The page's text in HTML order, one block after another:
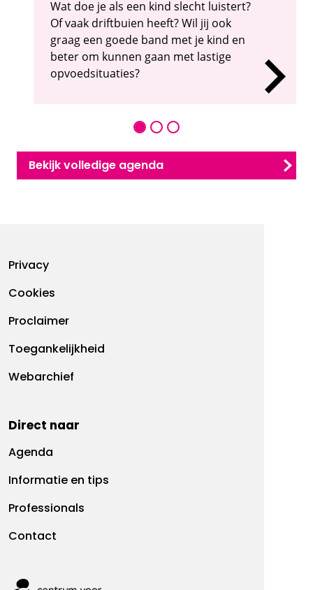
Wat doe je als een kind slecht luistert?
Of vaak driftbuien heeft? Wil jij ook
graag een goede band met je kind en
beter om kunnen gaan met lastige
opvoedsituaties?
Bekijk volledige agenda
Footermenu
Privacy
Cookies
Proclaimer
Toegankelijkheid
Webarchief
Direct naar
Agenda
Informatie en tips
Professionals
Contact